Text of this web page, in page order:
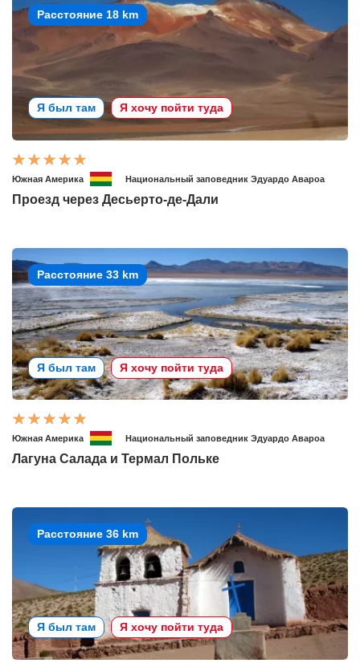
Расстояние 18 km
Я был там Я хочу пойти туда
Южная Америка Национальный заповедник Эдуардо Авароа
Проезд через Десьерто-де-Дали
Расстояние 33 km
Я был там Я хочу пойти туда
Южная Америка Национальный заповедник Эдуардо Авароа
Лагуна Салада и Термал Польке
Расстояние 36 km
Я был там Я хочу пойти туда